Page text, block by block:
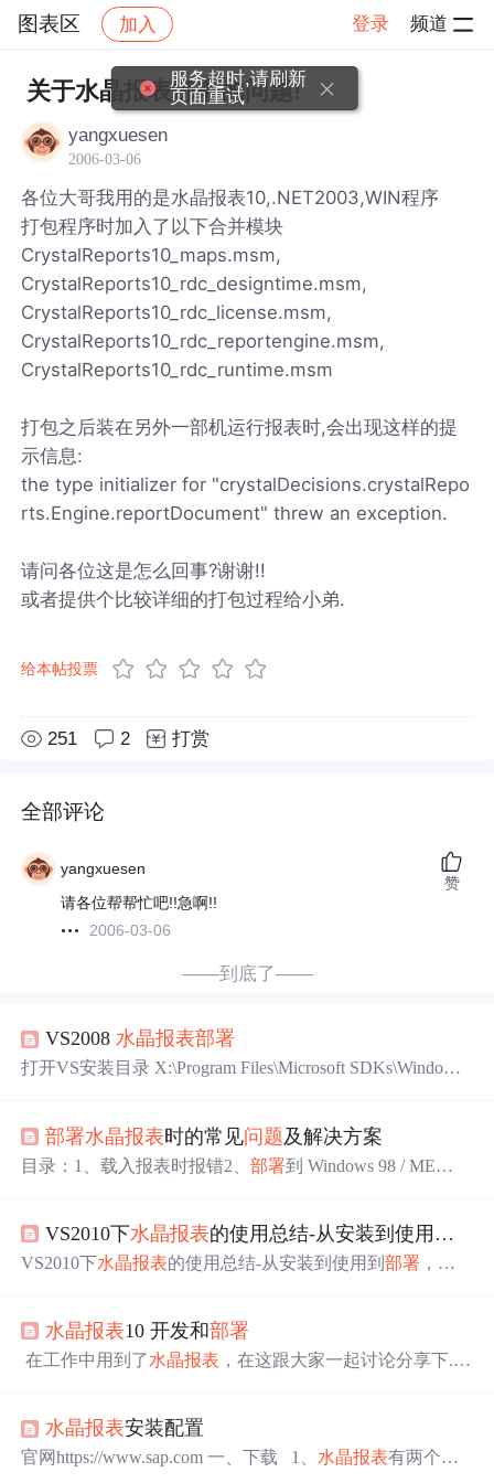
图表区 加入 登录 频道
社区 图表区 帖子详情
关于水晶报表部署的问题!
yangxuesen
2006-03-06
各位大哥我用的是水晶报表10,.NET2003,WIN程序
打包程序时加入了以下合并模块
CrystalReports10_maps.msm,
CrystalReports10_rdc_designtime.msm,
CrystalReports10_rdc_license.msm,
CrystalReports10_rdc_reportengine.msm,
CrystalReports10_rdc_runtime.msm
打包之后装在另外一部机运行报表时,会出现这样的提
示信息:
the type initializer for "crystalDecisions.crystalRepo
rts.Engine.reportDocument" threw an exception.
请问各位这是怎么回事?谢谢!!
或者提供个比较详细的打包过程给小弟.
给本帖投票
251 2 打赏
全部评论
yangxuesen
请各位帮帮忙吧!!急啊!!
2006-03-06
赞
——到底了——
VS2008水晶报表部署
打开VS安装目录 X:\Program Files\Microsoft SDKs\Windows
86_chs.msi” 然后部署你的应用程序就OK了 可以把这两个
程序打包在
部署水晶报表时的常见问题及解决方案
目录：1、载入报表时报错2、部署到 Windows 98 / ME
5、load crpe32.dll failed6、在 ASP.NET 程序中加载报表
时，出错："Load Report Failed" 7、部署.NET 9.1 程序到
VS2010下水晶报表的使用总结-从安装到使用到
VS2010下水晶报表的使用总结-从安装到使用到部署 ，有
eb两种方式的。我的开发环境是VS2010，Vs2010的
表在网上出现的也不多，下面将我做报表的整体过程详细
水晶报表10 开发和部署
在工作中用到了水晶报表 ，在这跟大家一起讨论分享下.
modules_chs.zip 换了 cr10_rdc_merge_modules.zip) 需要的
水晶报表的组件有,水晶报表
Crystal Reports V10.0 高级版该
水晶报表安装配置
官网https://www.sap.com 一、下载 1、 水晶报表有两个必
服务超时,请刷新
页面重试